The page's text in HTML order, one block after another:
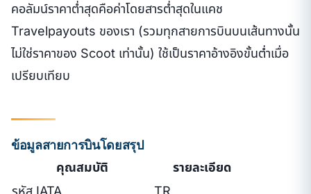
คอลัมน์ราคาต่ำสุดคือค่าโดยสารต่ำสุดในแคช
Travelpayouts ของเรา (รวมทุกสายการบินบนเส้นทางนั้น
ไม่ใช่ราคาของ Scoot เท่านั้น) ใช้เป็นราคาอ้างอิงขั้นต่ำเมื่อ
เปรียบเทียบ
ข้อมูลสายการบินโดยสรุป
คุณสมบัติ
รายละเอียด
รหัส IATA
TR